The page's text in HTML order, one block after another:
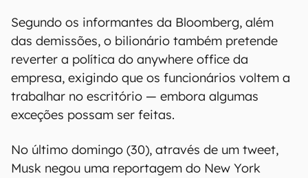
Segundo os informantes da Bloomberg, além
das demissões, o bilionário também pretende
reverter a política do anywhere office da
empresa, exigindo que os funcionários voltem a
trabalhar no escritório — embora algumas
exceções possam ser feitas.
No último domingo (30), através de um tweet,
Musk negou uma reportagem do New York